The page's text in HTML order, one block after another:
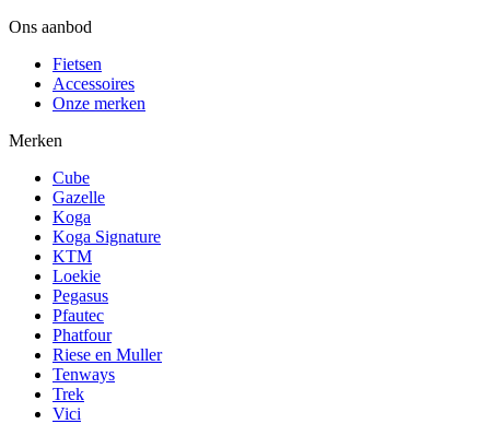
Ons aanbod
Fietsen
Accessoires
Onze merken
Merken
Cube
Gazelle
Koga
Koga Signature
KTM
Loekie
Pegasus
Pfautec
Phatfour
Riese en Muller
Tenways
Trek
Vici